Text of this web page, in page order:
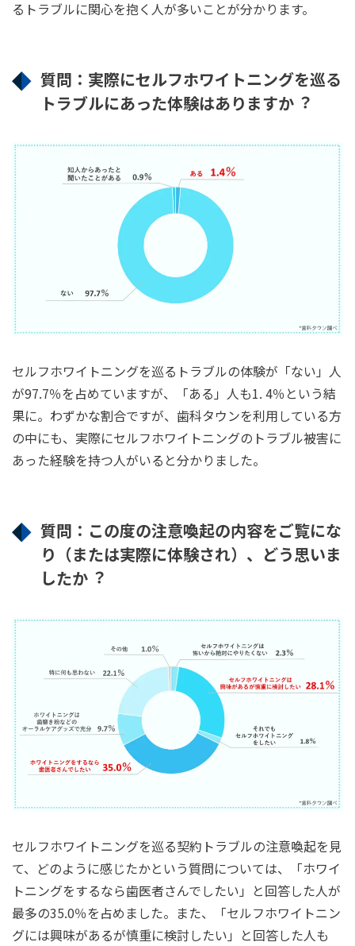
るトラブルに関⼼を抱く⼈が多いことが分かります。
質問：実際にセルフホワイトニングを巡る
トラブルにあった体験はありますか︖
セルフホワイトニングを巡るトラブルの体験が「ない」⼈
が97.7％を占めていますが、「ある」⼈も1. 4％という結
果に。わずかな割合ですが、⻭科タウンを利⽤している⽅
の中にも、実際にセルフホワイトニングのトラブル被害に
あった経験を持つ⼈がいると分かりました。
質問：この度の注意喚起の内容をご覧にな
り（または実際に体験され）、どう思いま
したか︖
セルフホワイトニングを巡る契約トラブルの注意喚起を⾒
て、どのように感じたかという質問については、「ホワイ
トニングをするなら⻭医者さんでしたい」と回答した⼈が
最多の35.0％を占めました。また、「セルフホワイトニン
グには興味があるが慎重に検討したい」と回答した⼈も